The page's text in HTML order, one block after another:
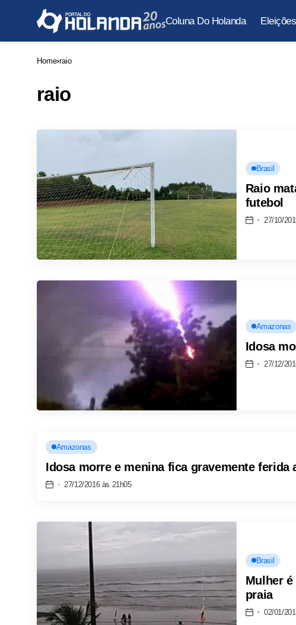
Coluna Do Holanda
Home raio
raio
Brasil
Raio
futebol
27/10/
Amazonas
Idosa
27/12/
Amazonas
Idosa morre e menina fica gravemente
27/12/2016 às 21h05
Brasil
Mulher
praia
02/01/